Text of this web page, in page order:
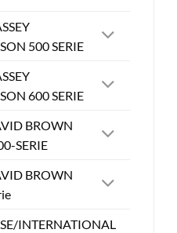
500 SERIE
600 SERIE
BROWN
SERIE
BROWN
INTERNATIONAL